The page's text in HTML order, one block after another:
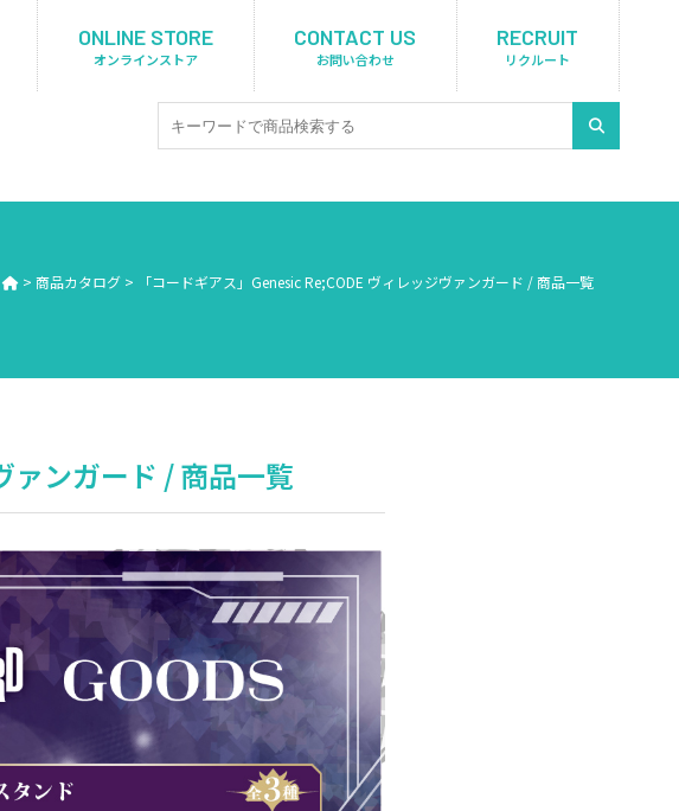
ONLINE STORE
オンラインストア
CONTACT US
お問い合わせ
RECRUIT
リクルート
> 商品カタログ > 「コードギアス」Genesic Re;CODE ヴィレッジヴァンガード / 商品一覧
ァンガード / 商品一覧